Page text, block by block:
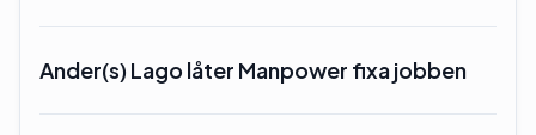
Ander(s) Lago låter Manpower fixa jobben